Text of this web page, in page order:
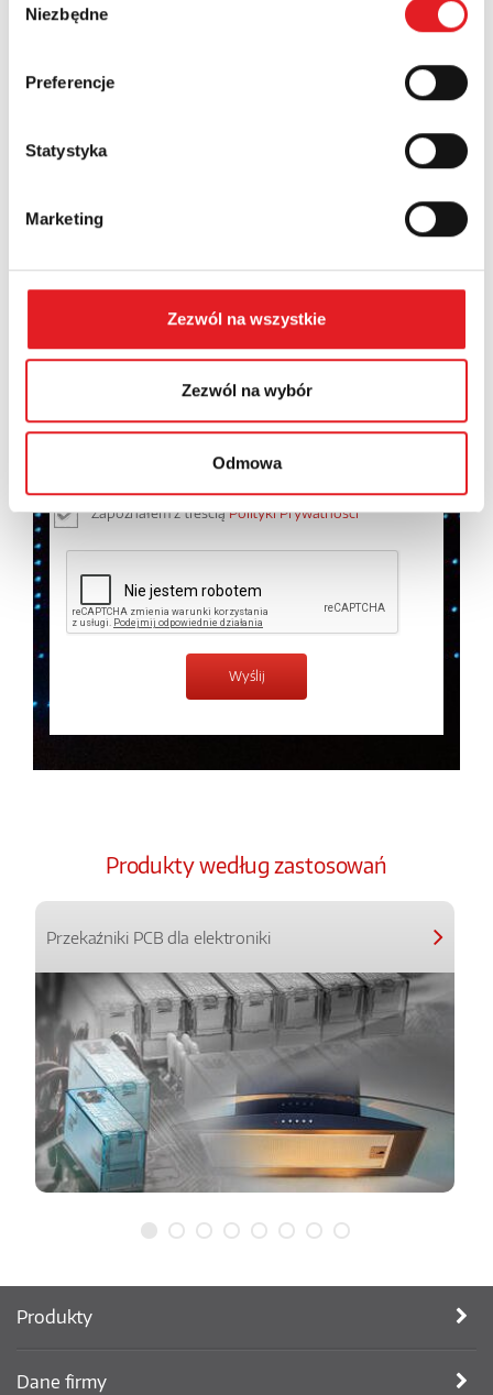
zgody
Niezbędne
Preferencje
Statystyka
Marketing
Zezwól na wszystkie
Zezwól na wybór
Odmowa
Województwo:
Wyrażam zgodę na przetwarzanie moich danych
osobowych przez Relpol S.A. Więcej informacji na
Zapoznałem z treściąPolityki Prywatności*
Produkty według zastosowań
Przekaźniki PCB dla elektroniki
Produkty
Dane firmy